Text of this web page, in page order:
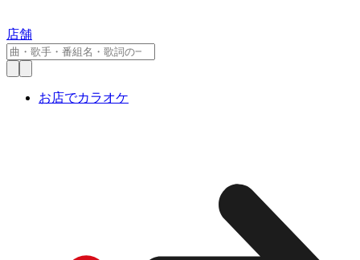
店舗
お店でカラオケ